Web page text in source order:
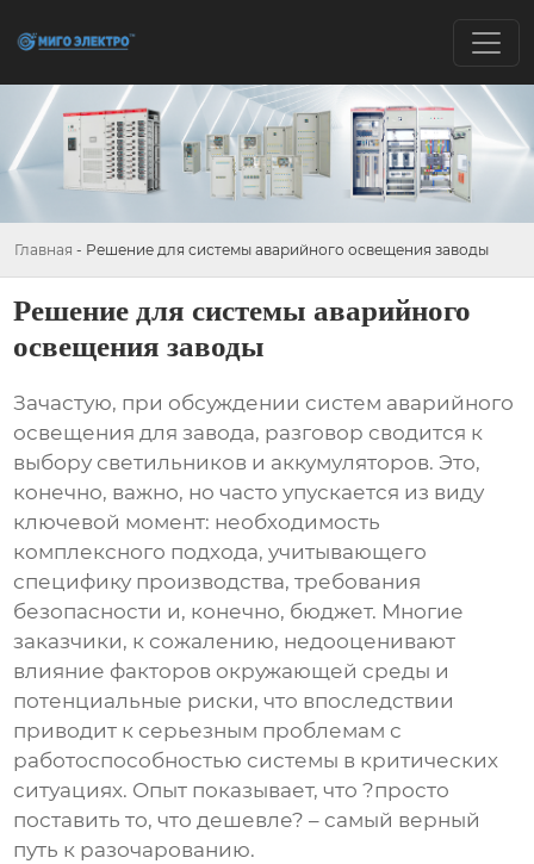
Главная - Решение для системы аварийного освещения заводы
Решение для системы аварийного
освещения заводы
Зачастую, при обсуждении систем аварийного
освещения для завода, разговор сводится к
выбору светильников и аккумуляторов. Это,
конечно, важно, но часто упускается из виду
ключевой момент: необходимость
комплексного подхода, учитывающего
специфику производства, требования
безопасности и, конечно, бюджет. Многие
заказчики, к сожалению, недооценивают
влияние факторов окружающей среды и
потенциальные риски, что впоследствии
приводит к серьезным проблемам с
работоспособностью системы в критических
ситуациях. Опыт показывает, что ?просто
поставить то, что дешевле? – самый верный
путь к разочарованию.